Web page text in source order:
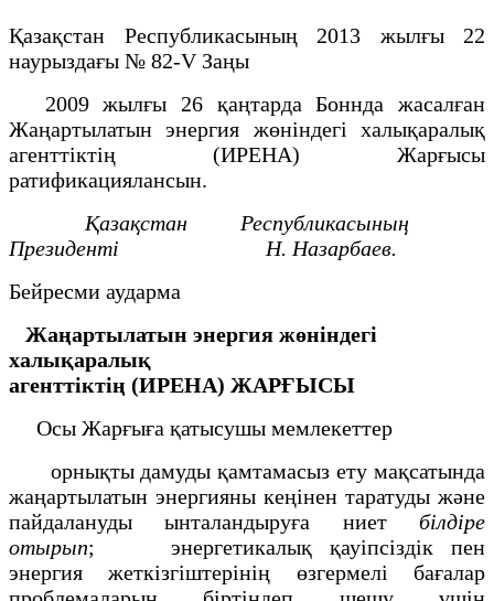
Қазақстан Республикасының 2013 жылғы 22
наурыздағы № 82-V Заңы
2009 жылғы 26 қаңтарда Боннда жасалған
Жаңартылатын энергия жөніндегі халықаралық
агенттіктің (ИРЕНА) Жарғысы
ратификациялансын.
Қазақстан Республикасының
Президенті Н. Назарбаев.
Бейресми аударма
Жаңартылатын энергия жөніндегі
халықаралық
агенттіктің (ИРЕНА) ЖАРҒЫСЫ
Осы Жарғыға қатысушы мемлекеттер
орнықты дамуды қамтамасыз ету мақсатында
жаңартылатын энергияны кеңінен таратуды және
пайдалануды ынталандыруға ниет білдіре
отырып; энергетикалық қауіпсіздік пен
энергия жеткізгіштерінің өзгермелі бағалар